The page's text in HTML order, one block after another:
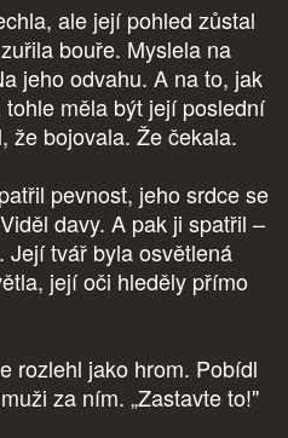
ale její pohled zůstal
bouře. Myslela na
jeho odvahu. A na to, jak
měla být její poslední
že bojovala. Že čekala.
pevnost, jeho srdce se
davy. A pak ji spatřil –
Její tvář byla osvětlená
její oči hleděly přímo
rozlehl jako hrom. Pobídl
za ním. „Zastavte to!"